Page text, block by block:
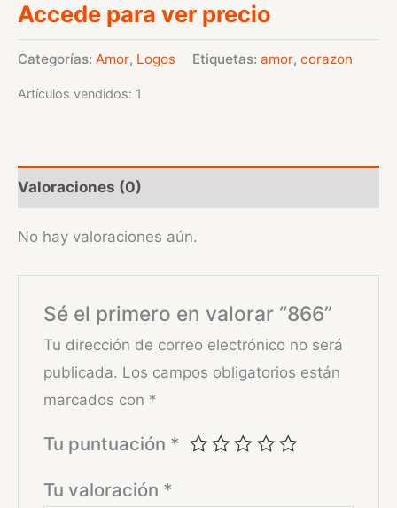
Accede para ver precio
Categorías: Amor, Logos Etiquetas: amor, corazon
Artículos vendidos: 1
Valoraciones (0)
No hay valoraciones aún.
Sé el primero en valorar “866”
Tu dirección de correo electrónico no será
publicada. Los campos obligatorios están
marcados con *
Tu puntuación *
Tu valoración *